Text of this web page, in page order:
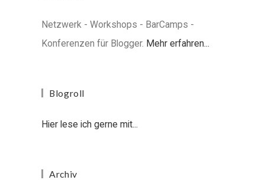
Netzwerk - Workshops - BarCamps -
Konferenzen für Blogger. Mehr erfahren...
Blogroll
Hier lese ich gerne mit...
Archiv